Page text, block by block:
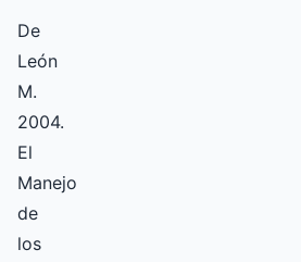
De
León
M.
2004.
El
Manejo
de
los